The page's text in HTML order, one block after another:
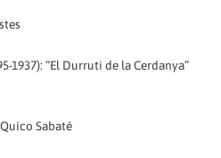
1937): “El Durruti de la Cerdanya”
Sabaté